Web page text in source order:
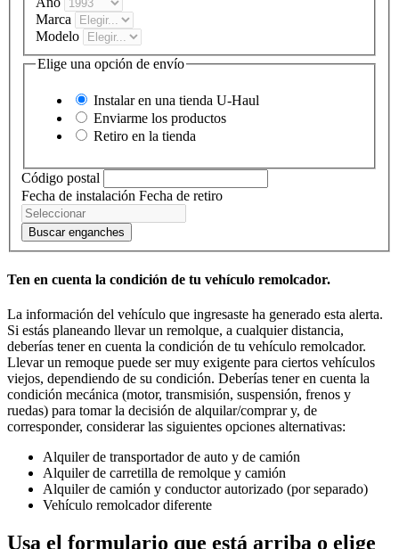
Marca
Modelo
Elige una opción de envío
Instalar en una tienda U-Haul
Enviarme los productos
Retiro en la tienda
Código postal
Fecha de instalación Fecha de retiro
Buscar enganches
Ten en cuenta la condición de tu vehículo remolcador.
La información del vehículo que ingresaste ha generado esta alerta.
Si estás planeando llevar un remolque, a cualquier distancia,
deberías tener en cuenta la condición de tu vehículo remolcador.
Llevar un remoque puede ser muy exigente para ciertos vehículos
viejos, dependiendo de su condición. Deberías tener en cuenta la
condición mecánica (motor, transmisión, suspensión, frenos y
ruedas) para tomar la decisión de alquilar/comprar y, de
corresponder, considerar las siguientes opciones alternativas:
Alquiler de transportador de auto y de camión
Alquiler de carretilla de remolque y camión
Alquiler de camión y conductor autorizado (por separado)
Vehículo remolcador diferente
Usa el formulario que está arriba o elige